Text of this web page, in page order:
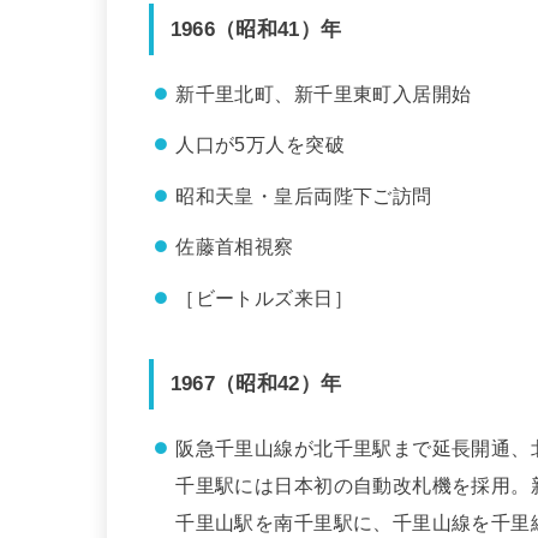
1966（昭和41）年
新千里北町、新千里東町入居開始
人口が5万人を突破
昭和天皇・皇后両陛下ご訪問
佐藤首相視察
［ビートルズ来日］
1967（昭和42）年
阪急千里山線が北千里駅まで延長開通、
千里駅には日本初の自動改札機を採用。
千里山駅を南千里駅に、千里山線を千里